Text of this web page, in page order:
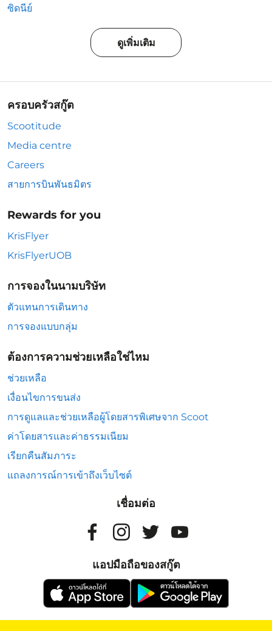
ซิดนีย์
ดูเพิ่มเติม
ครอบครัวสกู๊ต
Scootitude
Media centre
Careers
สายการบินพันธมิตร
Rewards for you
KrisFlyer
KrisFlyerUOB
การจองในนามบริษัท
ตัวแทนการเดินทาง
การจองแบบกลุ่ม
ต้องการความช่วยเหลือใช่ไหม
ช่วยเหลือ
เงื่อนไขการขนส่ง
การดูแลและช่วยเหลือผู้โดยสารพิเศษจาก Scoot
ค่าโดยสารและค่าธรรมเนียม
เรียกคืนสัมภาระ
แถลงการณ์การเข้าถึงเว็บไซต์
เชื่อมต่อ
แอปมือถือของสกู๊ต